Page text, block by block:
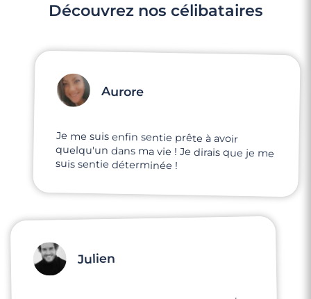
Découvrez nos célibataires
Aurore
Je me suis enfin sentie prête à avoir
quelqu'un dans ma vie ! Je dirais que je me
suis sentie déterminée !
Julien